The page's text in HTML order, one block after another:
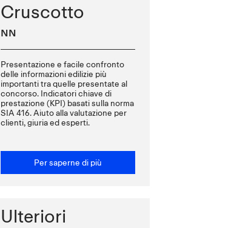
Cruscotto
NN
Presentazione e facile confronto
delle informazioni edilizie più
importanti tra quelle presentate al
concorso. Indicatori chiave di
prestazione (KPI) basati sulla norma
SIA 416. Aiuto alla valutazione per
clienti, giuria ed esperti.
Per saperne di più
Ulteriori